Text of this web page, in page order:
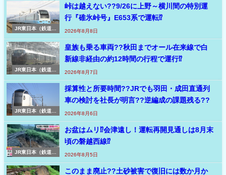
JR東日本（鉄道ニ
本）
峠は越えない??9/26に上野～横川間の特別運
行『碓氷峠号』E653系で運転⁉
2026年8月8日
JR東日本（鉄道ニ
皇族も乗る車両??秋田までオール在来線で白
新線非経由の約12時間の行程で運行⁉
2026年8月7日
JR東日本（鉄道ニ
本）
採算性と所要時間??JRでも羽田・成田直通列
車の検討を社長が明言??逆編成の課題残る??
2026年8月6日
JR東日本（鉄道ニ
本）
お盆はムリ⁉会津遠し！運転再開見通しは8月末
頃の磐越西線⁉
2026年8月5日
このまま廃止??土砂被害で復旧には数か月か